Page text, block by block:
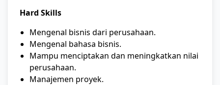
Hard Skills
Mengenal bisnis dari perusahaan.
Mengenal bahasa bisnis.
Mampu menciptakan dan meningkatkan nilai
perusahaan.
Manajemen proyek.